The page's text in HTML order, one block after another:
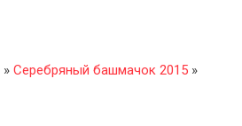
» Серебряный башмачок 2015 »